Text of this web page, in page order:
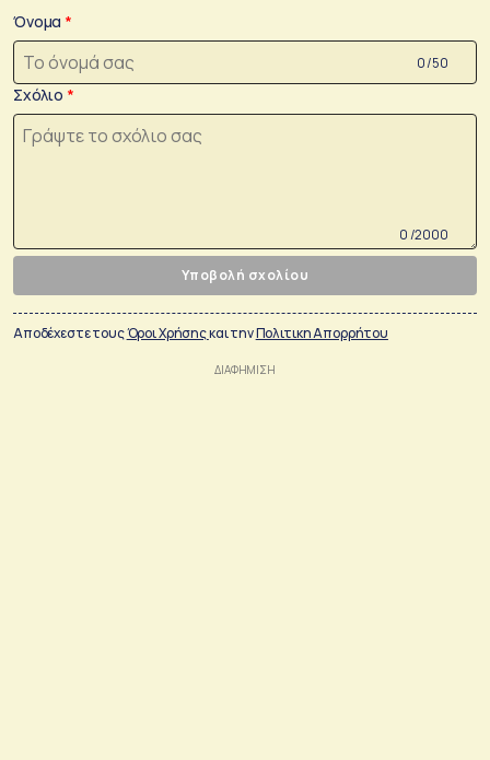
Όνομα
0 /50
Σχόλιο
0 /2000
Υποβολή σχολίου
Αποδέχεστε τουςΌροι Χρήσηςκαι τηνΠολιτικη Απορρήτου